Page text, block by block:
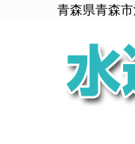
青森県青森